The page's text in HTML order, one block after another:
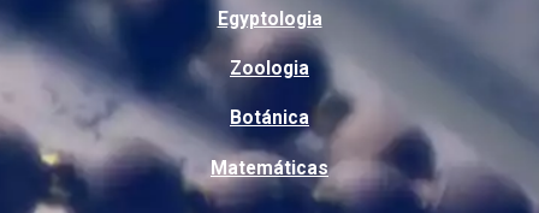
Egyptologia
Zoologia
Botánica
Matemáticas